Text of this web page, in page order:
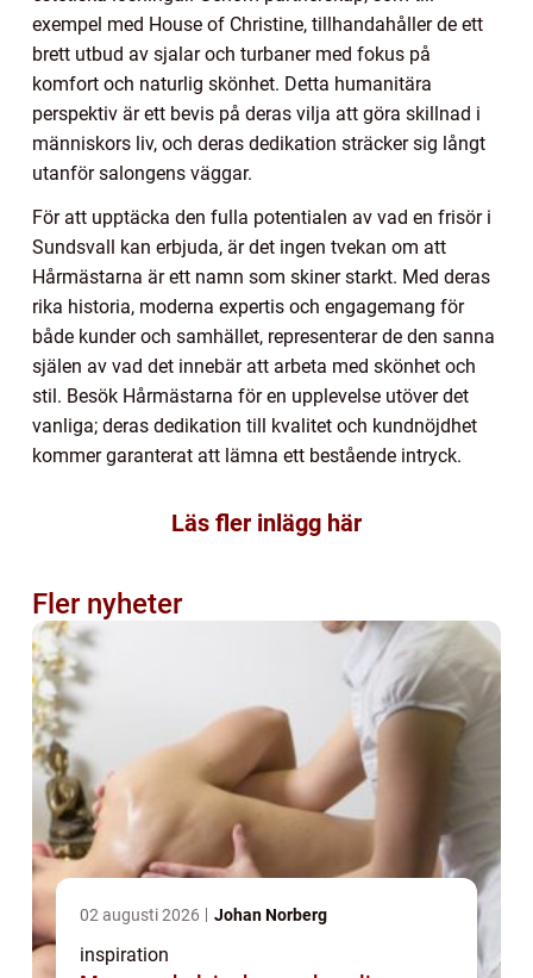
exempel med House of Christine, tillhandahåller de ett
brett utbud av sjalar och turbaner med fokus på
komfort och naturlig skönhet. Detta humanitära
perspektiv är ett bevis på deras vilja att göra skillnad i
människors liv, och deras dedikation sträcker sig långt
utanför salongens väggar.
För att upptäcka den fulla potentialen av vad en frisör i
Sundsvall kan erbjuda, är det ingen tvekan om att
Hårmästarna är ett namn som skiner starkt. Med deras
rika historia, moderna expertis och engagemang för
både kunder och samhället, representerar de den sanna
själen av vad det innebär att arbeta med skönhet och
stil. Besök Hårmästarna för en upplevelse utöver det
vanliga; deras dedikation till kvalitet och kundnöjdhet
kommer garanterat att lämna ett bestående intryck.
Läs fler inlägg här
Fler nyheter
02 augusti 2026 Johan Norberg
inspiration